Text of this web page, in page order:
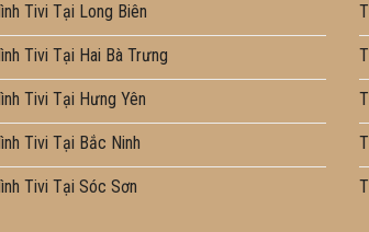
Tivi Tại Long Biên
Tivi Tại Hai Bà Trưng
Tivi Tại Hưng Yên
Tivi Tại Bắc Ninh
Tivi Tại Sóc Sơn